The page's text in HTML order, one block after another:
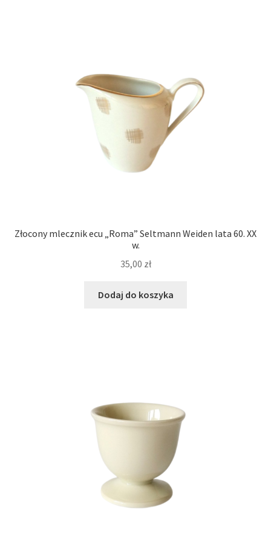
Złocony mlecznik ecu „Roma” Seltmann Weiden lata 60. XX
w.
35,00 zł
Dodaj do koszyka